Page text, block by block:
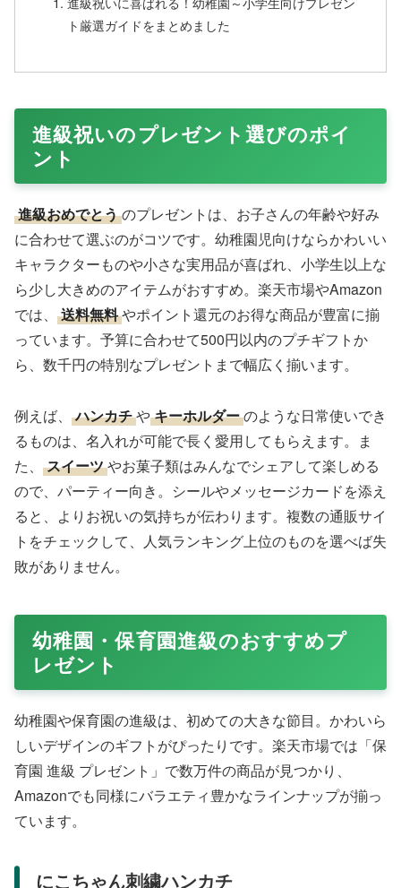
ト厳選ガイドをまとめました
進級祝いのプレゼント選びのポイ
ント
進級おめでとうのプレゼントは、お子さんの年齢や好み
に合わせて選ぶのがコツです。幼稚園児向けならかわいい
キャラクターものや小さな実用品が喜ばれ、小学生以上な
ら少し大きめのアイテムがおすすめ。楽天市場やAmazon
では、
送料無料やポイント還元のお得な商品が豊富に揃
っています。予算に合わせて500円以内のプチギフトか
ら、数千円の特別なプレゼントまで幅広く揃います。
例えば、 ハンカチやキーホルダーのような日常使いでき
るものは、名入れが可能で長く愛用してもらえます。ま
た、
スイーツやお菓子類はみんなでシェアして楽しめる
ので、パーティー向き。シールやメッセージカードを添え
ると、よりお祝いの気持ちが伝わります。複数の通販サイ
トをチェックして、人気ランキング上位のものを選べば失
敗がありません。
幼稚園・保育園進級のおすすめプ
レゼント
幼稚園や保育園の進級は、初めての大きな節目。かわいら
しいデザインのギフトがぴったりです。楽天市場では「保
育園 進級 プレゼント」で数万件の商品が見つかり、
Amazonでも同様にバラエティ豊かなラインナップが揃っ
ています。
にこちゃん刺繍ハンカチ